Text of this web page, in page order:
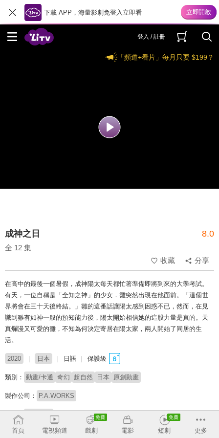
下載 APP，海量影劇免登入立即看
登入 / 註冊
「頻道+看片」每月只要 $199？
成神之日 8.0
全 12 集
收藏
分享
在高中的最後一個暑假，成神陽太每天都忙著準備即將到來的大學考試。
有天，一位自稱是「全知之神」的少女．雛突然出現在他面前。「這個世
界將會在三十天後終結。」雛的這番話讓陽太感到困惑不已，然而，在見
識到雛有如神一般的預知能力後，陽太開始相信她的這股力量是真的。天
真爛漫又可愛的雛，不知為何決定寄居在陽太家，兩人開始了同居的生
活。
2020 日本 日語 保護級
類別： 動畫/卡通 奇幻 超自然 日本 原創動畫
製作公司： P.A.WORKS
導演： 淺井義之
配音： 佐倉綾音 花江夏樹 石川由依 木村良平 桑原由氣
首頁 電視頻道 戲劇 電影 短劇 更多